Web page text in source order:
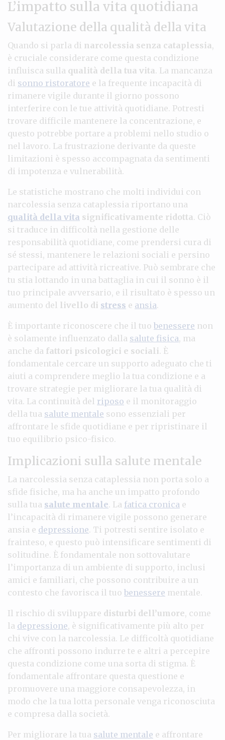
L’impatto sulla vita quotidiana
Valutazione della qualità della vita
Quando si parla di narcolessia senza cataplessia,
è cruciale considerare come questa condizione
influisca sulla qualità della tua vita. La mancanza
di sonno ristoratore e la frequente incapacità di
rimanere vigile durante il giorno possono
interferire con le tue attività quotidiane. Potresti
trovare difficile mantenere la concentrazione, e
questo potrebbe portare a problemi nello studio o
nel lavoro. La frustrazione derivante da queste
limitazioni è spesso accompagnata da sentimenti
di impotenza e vulnerabilità.
Le statistiche mostrano che molti individui con
narcolessia senza cataplessia riportano una
qualità della vita significativamente ridotta. Ciò
si traduce in difficoltà nella gestione delle
responsabilità quotidiane, come prendersi cura di
sé stessi, mantenere le relazioni sociali e persino
partecipare ad attività ricreative. Può sembrare che
tu stia lottando in una battaglia in cui il sonno è il
tuo principale avversario, e il risultato è spesso un
aumento del livello di stress e ansia.
È importante riconoscere che il tuo benessere non
è solamente influenzato dalla salute fisica, ma
anche da fattori psicologici e sociali. È
fondamentale cercare un supporto adeguato che ti
aiuti a comprendere meglio la tua condizione e a
trovare strategie per migliorare la tua qualità di
vita. La continuità del riposo e il monitoraggio
della tua salute mentale sono essenziali per
affrontare le sfide quotidiane e per ripristinare il
tuo equilibrio psico-fisico.
Implicazioni sulla salute mentale
La narcolessia senza cataplessia non porta solo a
sfide fisiche, ma ha anche un impatto profondo
sulla tua salute mentale. La fatica cronica e
l’incapacità di rimanere vigile possono generare
ansia e depressione. Ti potresti sentire isolato e
frainteso, e questo può intensificare sentimenti di
solitudine. È fondamentale non sottovalutare
l’importanza di un ambiente di supporto, inclusi
amici e familiari, che possono contribuire a un
contesto che favorisca il tuo benessere mentale.
Il rischio di sviluppare disturbi dell’umore, come
la depressione, è significativamente più alto per
chi vive con la narcolessia. Le difficoltà quotidiane
che affronti possono indurre te e altri a percepire
questa condizione come una sorta di stigma. È
fondamentale affrontare questa questione e
promuovere una maggiore consapevolezza, in
modo che la tua lotta personale venga riconosciuta
e compresa dalla società.
Per migliorare la tua salute mentale e affrontare